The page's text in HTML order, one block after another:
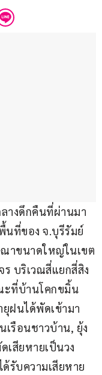
ลางดึกคืนที่ผ่านมา
นที่ของ จ.บุรีรัมย์
าขนาดใหญ่ในเขต
ร บริเวณสี่แยกสี่สิง
ะที่บ้านโคกขมิ้น
ฝนได้พัดเข้ามา
เรือนชาวบ้าน, ยุ้ง
เสียหายเป็นวง
รับความเสียหาย